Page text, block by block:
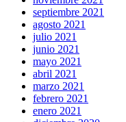
septiembre 2021
agosto 2021
julio 2021
junio 2021
mayo 2021
abril 2021
marzo 2021
febrero 2021
enero 2021